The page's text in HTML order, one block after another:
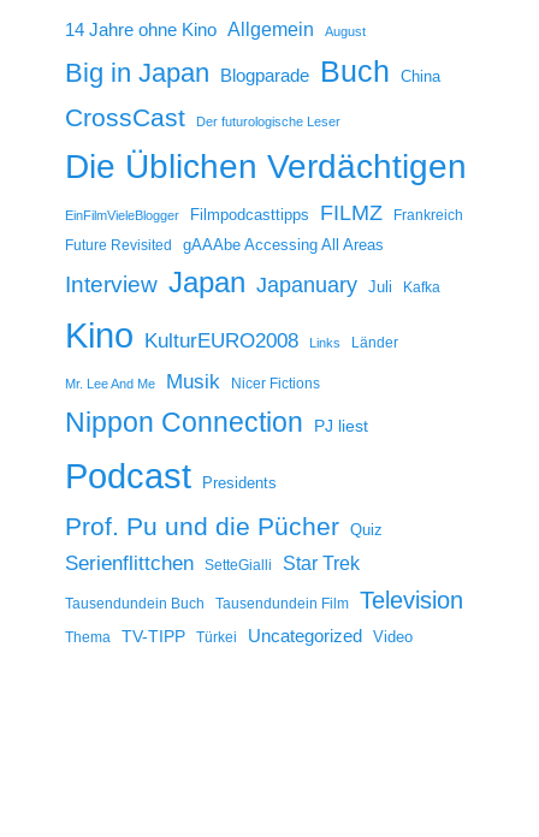
14 Jahre ohne Kino Allgemein August
Big in Japan Blogparade Buch China
CrossCast Der futurologische Leser
Die Üblichen Verdächtigen
EinFilmVieleBlogger Filmpodcasttipps FILMZ
Frankreich
Future Revisited
gAAAbe Accessing All Areas
Interview Japan Japanuary Juli Kafka
Kino KulturEURO2008 Links Länder
Mr. Lee And Me Musik Nicer Fictions
Nippon Connection PJ liest
Podcast Presidents
Prof. Pu und die Pücher Quiz
Serienflittchen SetteGialli Star Trek
Tausendundein Buch Tausendundein Film Television
Thema TV-TIPP Türkei Uncategorized Video